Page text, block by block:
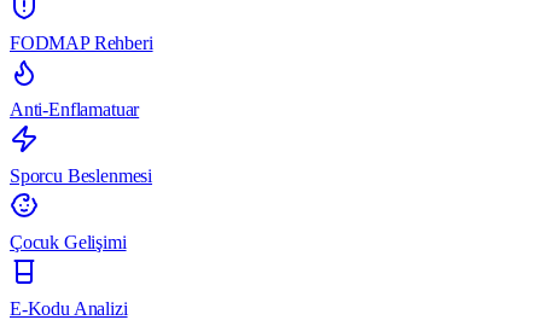
FODMAP Rehberi
Anti-Enflamatuar
Sporcu Beslenmesi
Çocuk Gelişimi
E-Kodu Analizi